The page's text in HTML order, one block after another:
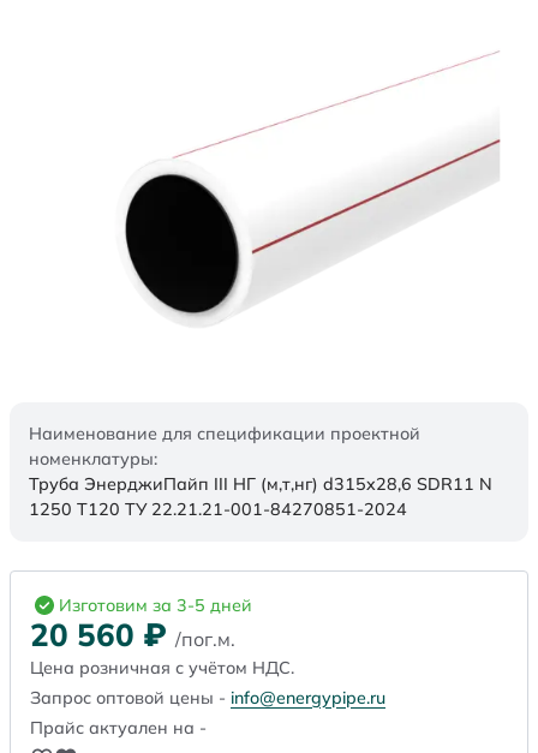
Наименование для спецификации проектной
номенклатуры:
Труба ЭнерджиПайп III НГ (м,т,нг) d315x28,6 SDR11 N
1250 Т120 ТУ 22.21.21-001-84270851-2024
Изготовим за 3-5 дней
20 560 ₽ /пог.м.
Цена розничная с учётом НДС.
Запрос оптовой цены - info@energypipe.ru
Прайс актуален на -